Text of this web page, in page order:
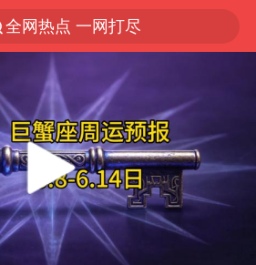
全网热点 一网打尽